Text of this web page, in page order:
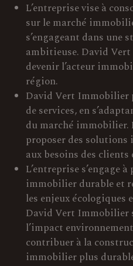
L’entreprise vise à
sur le marché
s’engageant dans une
ambitieuse. David
devenir l’acteur
région.
David Vert Immobilier
de services, en
du marché immobilier.
proposer des solutions
aux besoins des
L’entreprise s’engage
immobilier durable et
les enjeux écologiques
David Vert Immobilier
l’impact
contribuer à la
immobilier plus